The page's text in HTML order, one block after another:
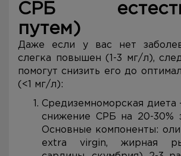
СРБ
путем)
Даже если у вас нет
слегка повышен (1-3 мг/л),
помогут снизить его до
(<1 мг/л):
Средиземноморская диета
снижение СРБ на 20-30%
Основные компоненты:
extra virgin, жирная